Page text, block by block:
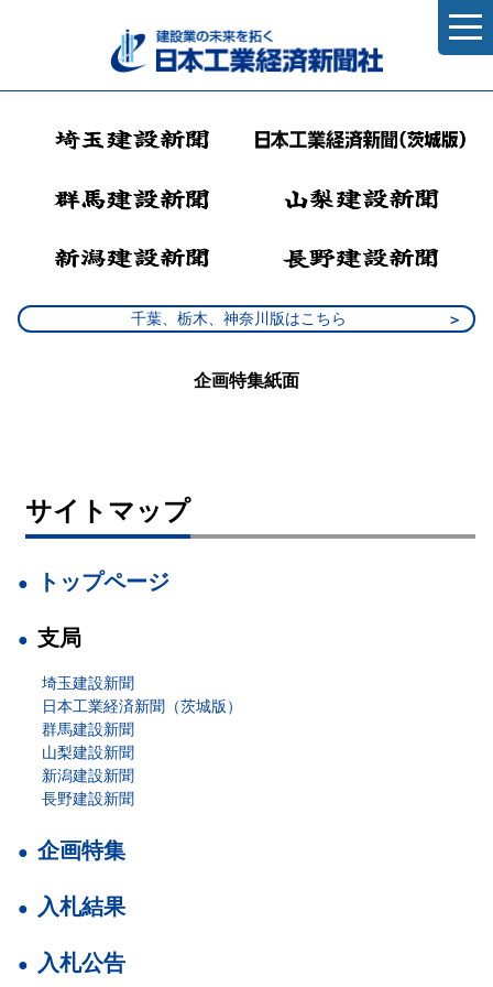
千葉、栃木、神奈川版はこちら
企画特集紙面
サイトマップ
トップページ
支局
埼玉建設新聞
日本工業経済新聞（茨城版）
群馬建設新聞
山梨建設新聞
新潟建設新聞
長野建設新聞
企画特集
入札結果
入札公告